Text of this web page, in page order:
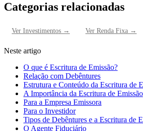
Categorias relacionadas
Ver Investimentos → Ver Renda Fixa →
Neste artigo
O que é Escritura de Emissão?
Relação com Debêntures
Estrutura e Conteúdo da Escritura de
A Importância da Escritura de Emissão
Para a Empresa Emissora
Para o Investidor
Tipos de Debêntures e a Escritura de
O Agente Fiduciário